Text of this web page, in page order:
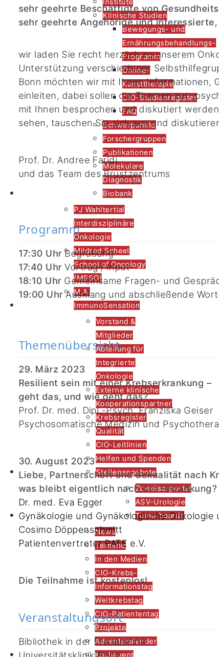
Klinische Studien
Bewegungs- und
Ernährungsbehandlungs-
Programm
Online-
Kunsttherapie
CIO-Studienregister
FAQ
Schwerpunkte
Forschergruppen
Publikationen
Molekulare
Diagnostik
Biobank
PJ Wahltertial
Interdisziplinäre
Onkologie
Mildred Scheel
School of Oncology
(MSSO)
M.A.
ImmunoSensation
CIO Bonn
Vorstand &
Mitglieder
Abteilung für
Integrierte
Onkologie
Externe klinische
Kooperationspartner
Krebsregister
Qualität
CIO-Leitlinien
Helfen und Spenden
Stellenangebote
Zuweiser*innen
Zuweiserportal
ASV-Urologie
Tumorboards
Aktuelles
News
Termine
In den Medien
CIO-Krebs-
Informationstag
Weltkrebstag
CIO-Patiententag
Projekte
Adventskalender
Kochevent
sehr geehrte Beschäftigte von
sehr geehrte Angehörige und Interessierte,
wir laden Sie recht herzlich zu unserem
Unterstützung verschiedener
Bonn möchten wir mit Ihnen Informationen,
einleiten, dabei sollen die Themen zur
mit Ihnen besprochen und diskutiert
sehen, tauschen Sie sich aus und
Prof. Dr. Andree Faridi
und das Team des Brustzentrums
Programm
17:30 Uhr Begrüßung
17:40 Uhr Vortrag / Input
18:10 Uhr Gemeinsame Fragen- und
19:00 UhrAusklang und abschließende
Themenübersicht
29. März 2023
Resilient sein mit einer Krebserkrankung –
geht das, und wie geht das?
Prof. Dr. med. Dipl.-Psych. Franziska Geiser
Psychosomatische Medizin und
30. August 2023
Liebe, Partnerschaft und Sexualität nach
was bleibt eigentlich nach der Erkrankung?
Dr. med. Eva Egger
Gynäkologie und Gynäkologische Onkologie
Cosimo Döppenschmitt
Patientenvertreter PATE e.V.
Die Teilnahme ist kostenlos!
Veranstaltungsort
Bibliothek in der Frauenklinik